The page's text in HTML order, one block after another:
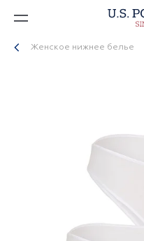
Женское нижнее белье